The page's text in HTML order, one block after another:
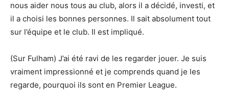
nous aider nous tous au club, alors il a décidé, investi, et
il a choisi les bonnes personnes. Il sait absolument tout
sur l’équipe et le club. Il est impliqué.
(Sur Fulham) J’ai été ravi de les regarder jouer. Je suis
vraiment impressionné et je comprends quand je les
regarde, pourquoi ils sont en Premier League.